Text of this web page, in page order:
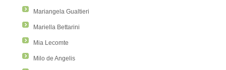
Mariangela Gualtieri
Mariella Bettarini
Mia Lecomte
Milo de Angelis